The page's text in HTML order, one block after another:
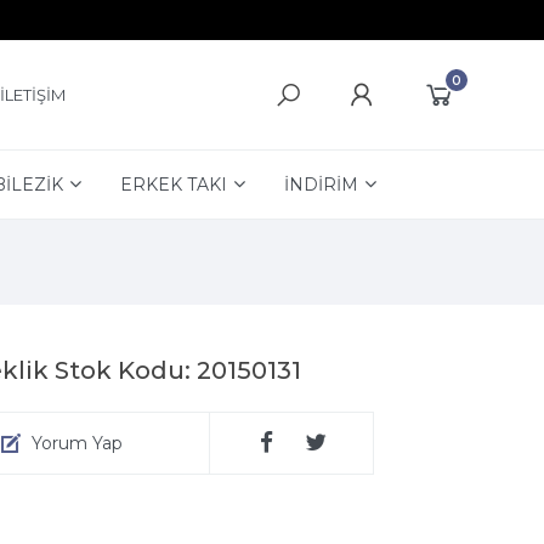
İLETİŞİM
0
ERKEK TAKI İNDİRİM
Stok Kodu: 20150131
Yorum Yap